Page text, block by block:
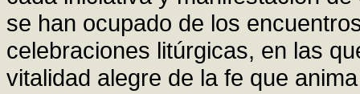
se han ocupado de los
celebraciones litúrgicas, en las
vitalidad alegre de la fe que